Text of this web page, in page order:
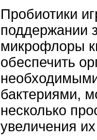
Пробиотики
поддержании
микрофлоры
обеспечить
бактериями,
несколько
увеличения